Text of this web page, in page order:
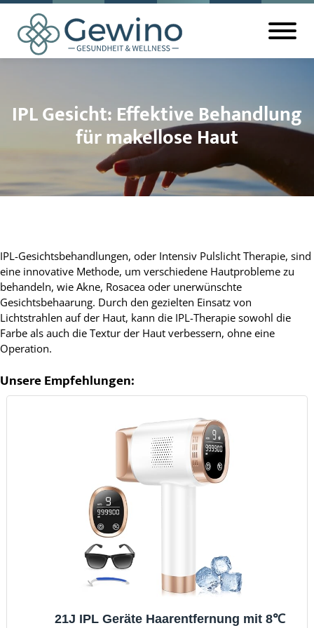
IPL Gesicht: Effektive Behandlung
für makellose Haut
IPL-Gesichtsbehandlungen, oder Intensiv Pulslicht Therapie, sind
eine innovative Methode, um verschiedene Hautprobleme zu
behandeln, wie Akne, Rosacea oder unerwünschte
Gesichtsbehaarung. Durch den gezielten Einsatz von
Lichtstrahlen auf der Haut, kann die IPL-Therapie sowohl die
Farbe als auch die Textur der Haut verbessern, ohne eine
Operation.
Unsere Empfehlungen:
21J IPL Geräte Haarentfernung mit 8℃